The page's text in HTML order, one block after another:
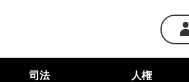
司法 人権